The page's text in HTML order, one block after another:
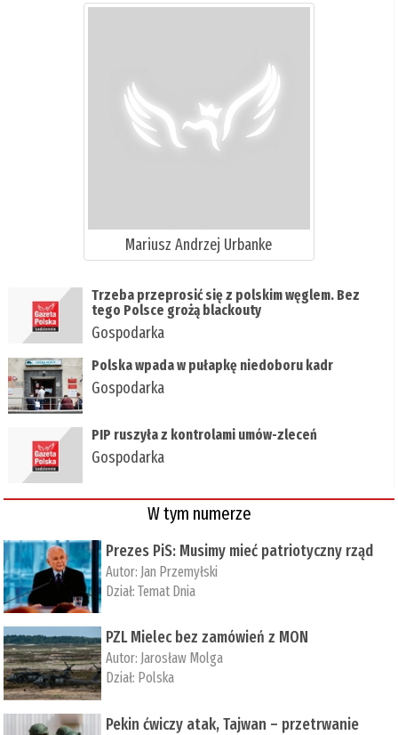
Mariusz Andrzej Urbanke
Trzeba przeprosić się z polskim węglem. Bez
tego Polsce grożą blackouty
Gospodarka
Polska wpada w pułapkę niedoboru kadr
Gospodarka
PIP ruszyła z kontrolami umów-zleceń
Gospodarka
W tym numerze
Prezes PiS: Musimy mieć patriotyczny rząd
Autor: Jan Przemyłski
Dział:Temat Dnia
PZL Mielec bez zamówień z MON
Autor: Jarosław Molga
Dział: Polska
Pekin ćwiczy atak, Tajwan – przetrwanie